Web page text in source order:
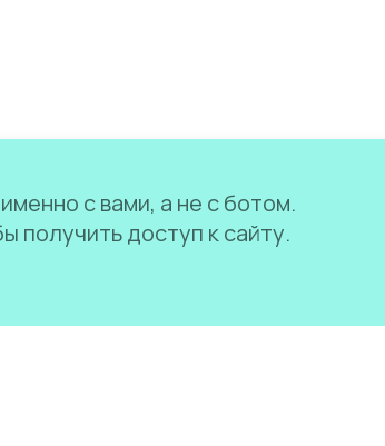
с вами, а не с ботом.
получить доступ к сайту.